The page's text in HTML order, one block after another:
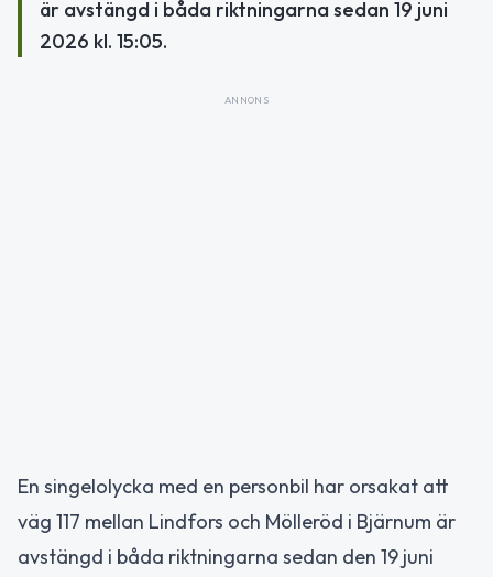
är avstängd i båda riktningarna sedan 19 juni
2026 kl. 15:05.
ANNONS
En singelolycka med en personbil har orsakat att
väg 117 mellan Lindfors och Mölleröd i Bjärnum är
avstängd i båda riktningarna sedan den 19 juni